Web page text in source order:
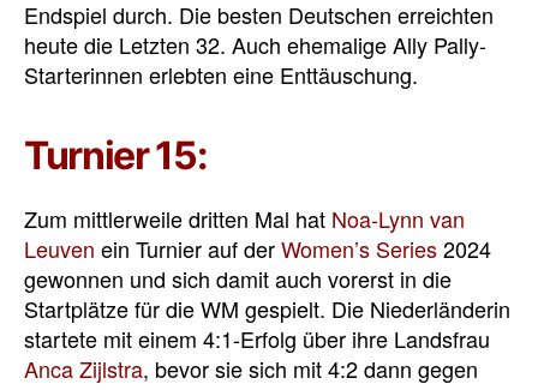
Endspiel durch. Die besten Deutschen erreichten
heute die Letzten 32. Auch ehemalige Ally Pally-
Starterinnen erlebten eine Enttäuschung.
Turnier 15:
Zum mittlerweile dritten Mal hat Noa-Lynn van
Leuven ein Turnier auf derWomen’s Series2024
gewonnen und sich damit auch vorerst in die
Startplätze für die WM gespielt. Die Niederländerin
startete mit einem 4:1-Erfolg über ihre Landsfrau
Anca Zijlstra, bevor sie sich mit 4:2 dann gegen